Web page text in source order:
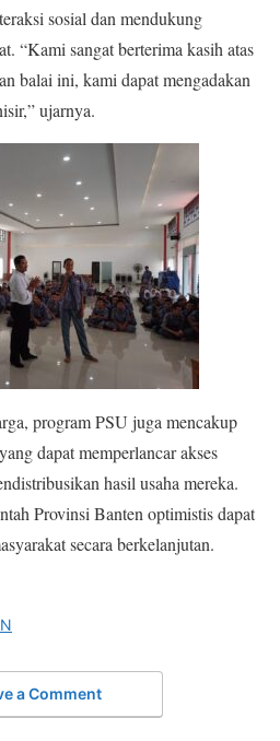
sosial dan mendukung
“Kami sangat berterima kasih atas
balai ini, kami dapat mengadakan
ujarnya.
program PSU juga mencakup
dapat memperlancar akses
hasil usaha mereka.
Provinsi Banten optimistis dapat
secara berkelanjutan.
a Comment